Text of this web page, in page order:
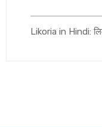
Likoria in Hindi: